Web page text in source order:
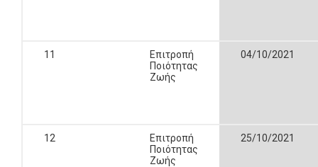
11
Επιτροπή
Ποιότητας
Ζωής
04/10/2021
12
Επιτροπή
Ποιότητας
Ζωής
25/10/2021